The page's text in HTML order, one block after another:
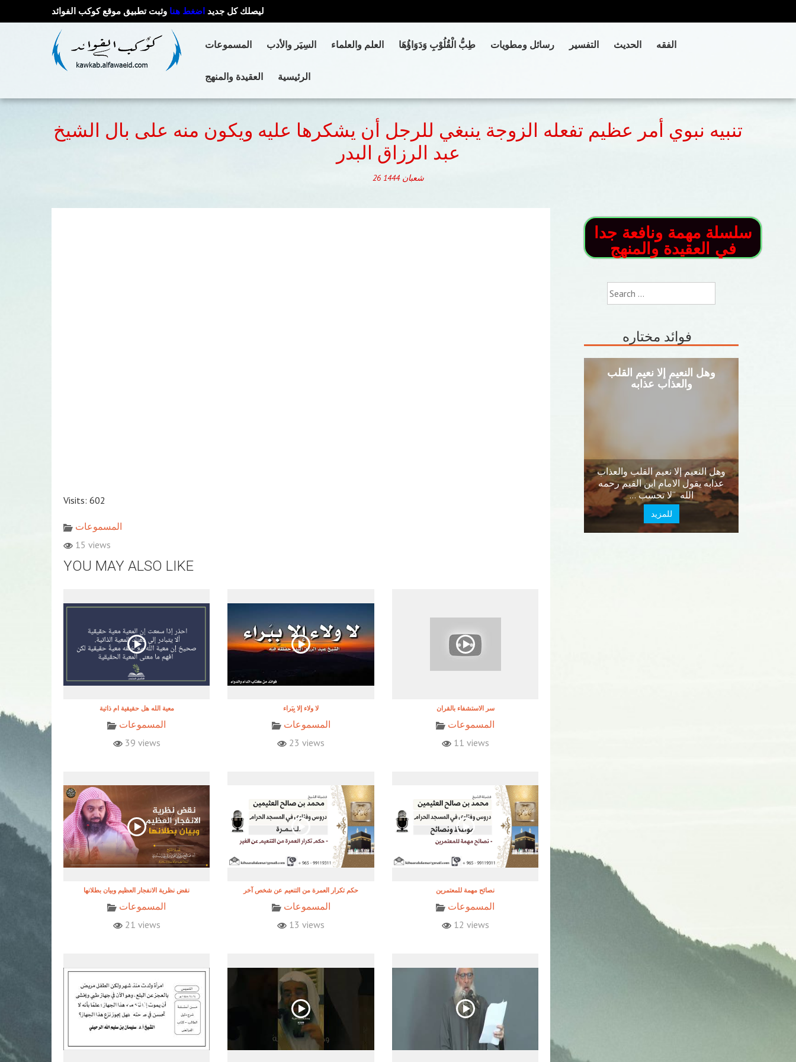
ليصلك كل جديد اضغط هنا وثبت تطبيق موقع كوكب الفوائد
المسموعات السِيَر والأدب العلم والعلماء طِبُّ الْقُلُوْبِ وَدَوَاؤُهَا رسائل ومطويات التفسير الحديث الفقه
العقيدة والمنهج الرئيسية
تنبيه نبوي أمر عظيم تفعله الزوجة ينبغي للرجل أن يشكرها عليه ويكون منه على بال الشيخ
عبد الرزاق البدر
26 شعبان 1444
Visits: 602
المسموعات
15 views
YOU MAY ALSO LIKE
معية الله هل حقيقية ام ذاتية
المسموعات
39 views
المسموعات
23 views
سر الاستشفاء بالقران‎
المسموعات
11 views
نقض نظرية الانفجار العظيم وبيان بطلانها
المسموعات
21 views
حكم تكرار العمرة من التنعيم عن شخص آخر
المسموعات
13 views
نصائح مهمة للمعتمرين
المسموعات
12 views
سلسلة مهمة ونافعة جدا
في العقيدة والمنهج
Search
for:
فوائد مختاره
وهل النعيم إلا نعيم القلب
والعذاب عذابه
وهل النعيم إلا نعيم القلب والعذاب
عذابه يقول الامام ابن القيم رحمه
الله “لا تحسب …
للمزيد